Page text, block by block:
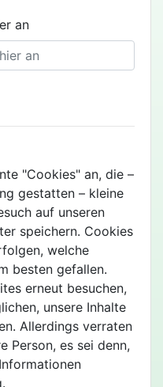
an
"Cookies" an, die –
gestatten – kleine
auf unseren
speichern. Cookies
welche
besten gefallen.
erneut besuchen,
unsere Inhalte
Allerdings verraten
Person, es sei denn,